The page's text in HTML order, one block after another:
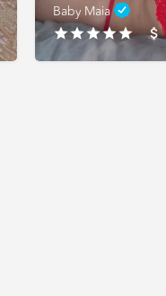
Baby Maia